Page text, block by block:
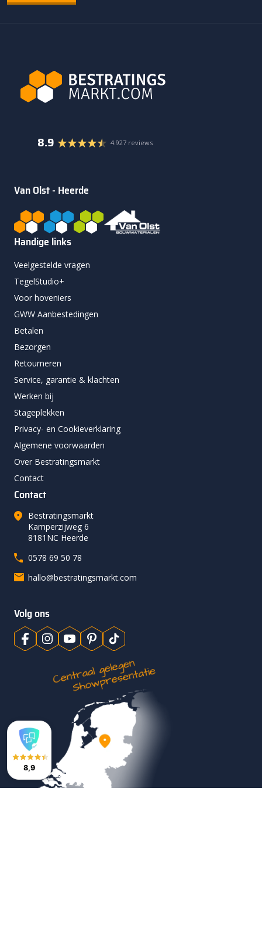
8.9 4.927 reviews
Van Olst - Heerde
Handige links
Veelgestelde vragen
TegelStudio+
Voor hoveniers
GWW Aanbestedingen
Betalen
Bezorgen
Retourneren
Service, garantie & klachten
Werken bij
Stageplekken
Privacy- en Cookieverklaring
Algemene voorwaarden
Over Bestratingsmarkt
Contact
Contact
Bestratingsmarkt
Kamperzijweg 6
8181NC Heerde
0578 69 50 78
hallo@bestratingsmarkt.com
Volg ons
8,9